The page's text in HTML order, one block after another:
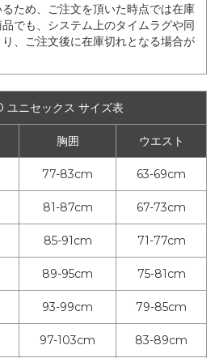
ため、ご注文を頂いた時点では在庫
でも、システム上のタイムラグや同
、ご注文後に在庫切れとなる場合が
ニセックス サイズ表
胸囲 ウエスト
77-83cm 63-69cm
81-87cm 67-73cm
85-91cm 71-77cm
89-95cm 75-81cm
93-99cm 79-85cm
97-103cm 83-89cm